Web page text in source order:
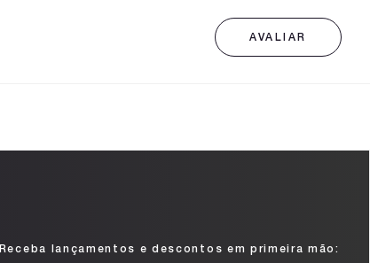
Receba lançamentos e descontos em primeira mão: